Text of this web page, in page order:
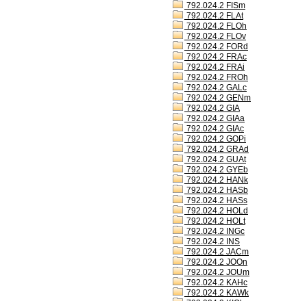
792.024.2 FISm
792.024.2 FLAt
792.024.2 FLOh
792.024.2 FLOv
792.024.2 FORd
792.024.2 FRAc
792.024.2 FRAi
792.024.2 FROh
792.024.2 GALc
792.024.2 GENm
792.024.2 GIA
792.024.2 GIAa
792.024.2 GIAc
792.024.2 GOPi
792.024.2 GRAd
792.024.2 GUAt
792.024.2 GYEb
792.024.2 HANk
792.024.2 HASb
792.024.2 HASs
792.024.2 HOLd
792.024.2 HOLt
792.024.2 INGc
792.024.2 INS
792.024.2 JACm
792.024.2 JOOn
792.024.2 JOUm
792.024.2 KAHc
792.024.2 KAWk